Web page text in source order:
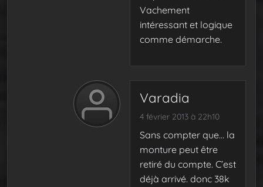
Vachement
intéressant et logique
comme démarche.
Varadia
4 février 2013 à 22h10
Sans compter que… la
monture peut être
retiré du compte. C’est
déjà arrivé. donc 38k